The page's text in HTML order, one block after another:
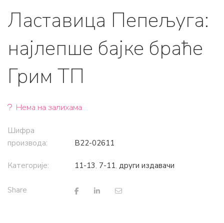
је
726,36 рсд.
је:
Ластавица Пепељуга:
најлепше бајке браће
Грим ТП
Нема на залихама
Шифра
производа:
B22-02611
Категорије: 11-13, 7-11, други издавачи
Share